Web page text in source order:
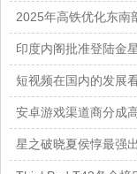
2025年高铁优化东南
印度内阁批准登陆金
短视频在国内的发展
安卓游戏渠道商分成
星之破晓夏侯惇最强